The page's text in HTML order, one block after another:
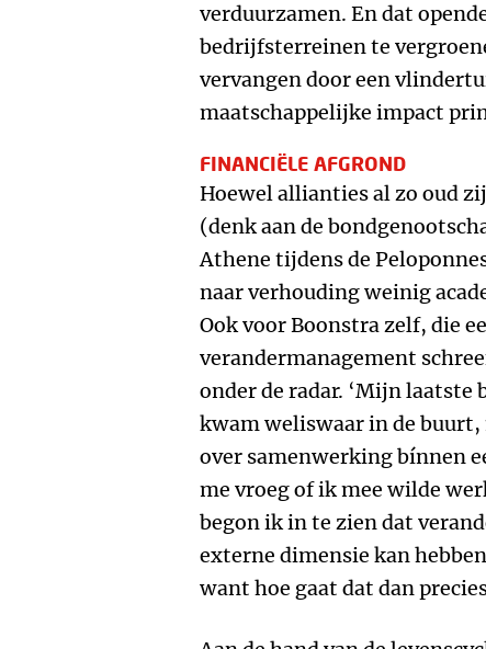
verduurzamen. En dat
bedrijfsterreinen te
vervangen door een
maatschappelijke impact
FINANCIËLE AFGROND
Hoewel allianties al zo oud
(denk aan de
Athene tijdens de
naar verhouding weinig
Ook voor Boonstra zelf, die
verandermanagement
onder de radar. ‘Mijn laatste
kwam weliswaar in de
over samenwerking bínnen
me vroeg of ik mee wilde
begon ik in te zien dat
externe dimensie kan
want hoe gaat dat dan